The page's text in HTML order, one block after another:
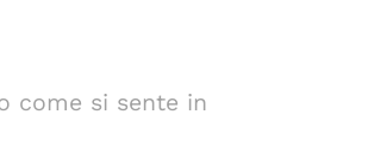
come si sente in